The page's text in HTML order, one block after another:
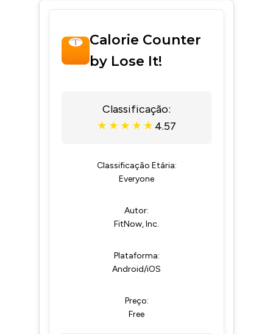
Calorie Counter
by Lose It!
Classificação:
★ ★ ★ ★ ★ 4.57
Classificação Etária:
Everyone
Autor:
FitNow, Inc.
Plataforma:
Android/iOS
Preço:
Free